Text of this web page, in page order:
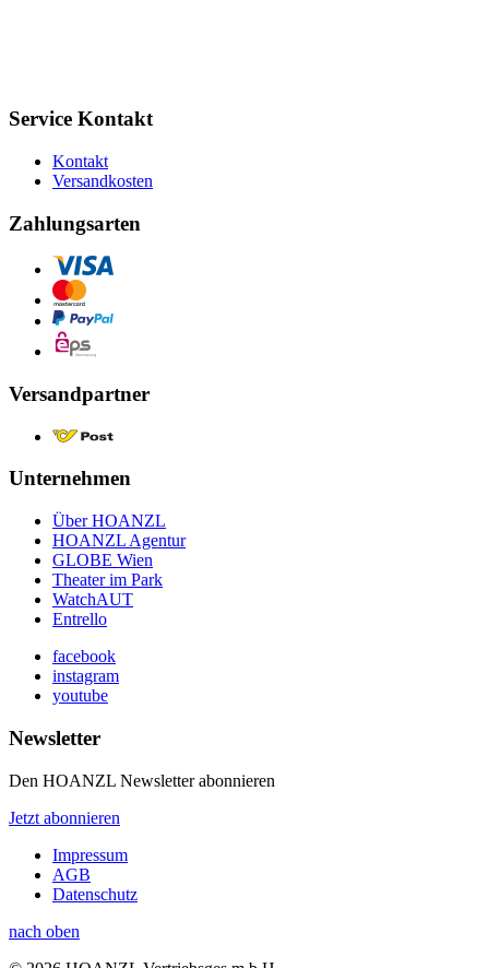
Service Kontakt
Kontakt
Versandkosten
Zahlungsarten
Versandpartner
Unternehmen
Über HOANZL
HOANZL Agentur
GLOBE Wien
Theater im Park
WatchAUT
Entrello
facebook
instagram
youtube
Newsletter
Den HOANZL Newsletter abonnieren
Jetzt abonnieren
Impressum
AGB
Datenschutz
nach oben